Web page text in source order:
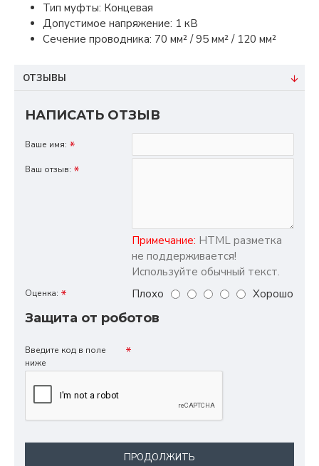
Тип муфты: Концевая
Допустимое напряжение: 1 кВ
Сечение проводника: 70 мм² / 95 мм² / 120 мм²
ОТЗЫВЫ
НАПИСАТЬ ОТЗЫВ
Ваше имя:
Ваш отзыв:
Примечание: HTML разметка
не поддерживается!
Используйте обычный текст.
Оценка: Плохо Хорошо
Защита от роботов
Введите код в поле
ниже
ПРОДОЛЖИТЬ